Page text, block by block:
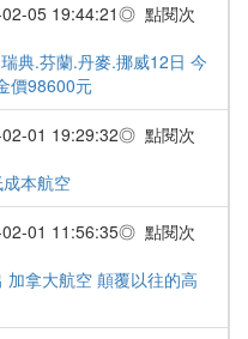
05 19:44:21◎ 點閱次
典.芬蘭.丹麥.挪威12日 今
價98600元
01 19:29:32◎ 點閱次
本航空
01 11:56:35◎ 點閱次
加拿大航空 顛覆以往的高